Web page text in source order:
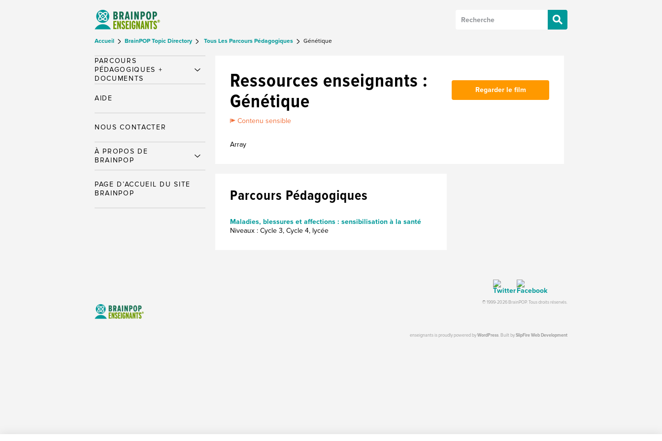
Accueil BrainPOP Topic Directory Tous Les Parcours Pédagogiques Génétique
Ressources enseignants :
Génétique
Contenu sensible
Array
Regarder le film
Parcours Pédagogiques
Maladies, blessures et affections : sensibilisation à la santé
Niveaux : Cycle 3, Cycle 4, lycée
PARCOURS
PÉDAGOGIQUES +
DOCUMENTS
AIDE
NOUS CONTACTER
À PROPOS DE
BRAINPOP
PAGE D’ACCUEIL DU SITE
BRAINPOP
© 1999-2026 BrainPOP. Tous droits réservés.
enseignants is proudly powered byWordPress. Built bySlipFire Web Development